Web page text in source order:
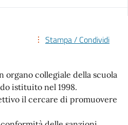
Stampa / Condividi
organo collegiale della scuola
istituito nel 1998.
il cercare di promuovere